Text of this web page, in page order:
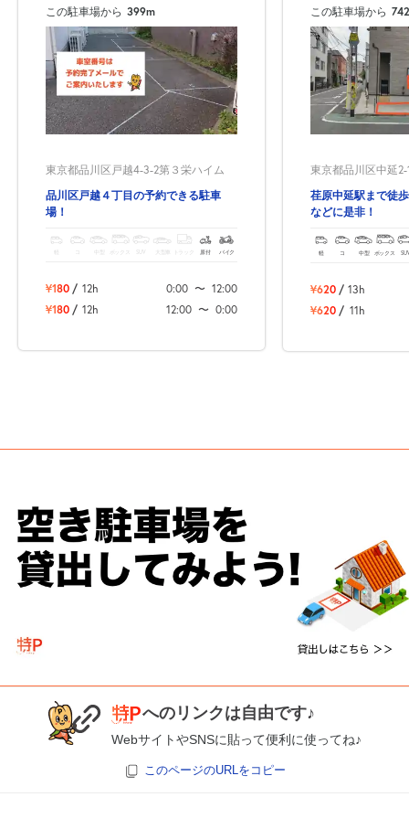
この駐車場から 399m
東京都品川区戸越4-3-2第３栄ハイム
品川区戸越４丁目の予約できる駐車
場！
ボックス SUV トラック 原付 バイク
¥180 / 12h 0:00 〜 12:00
¥180 / 12h 12:00 〜 0:00
この駐車場から
東京都品川区中延2-
荏原中延駅まで徒
などに是非！
軽 コ 中型 ボックス
¥620 / 13h
¥620 / 11h
へのリンクは自由です♪
WebサイトやSNSに貼って便利に使ってね♪
このページのURLをコピー